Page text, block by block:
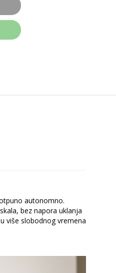
autonomno.
bez napora uklanja
više slobodnog vremena